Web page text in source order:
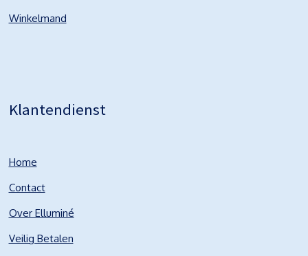
Winkelmand
Klantendienst
Home
Contact
Over Elluminé
Veilig Betalen